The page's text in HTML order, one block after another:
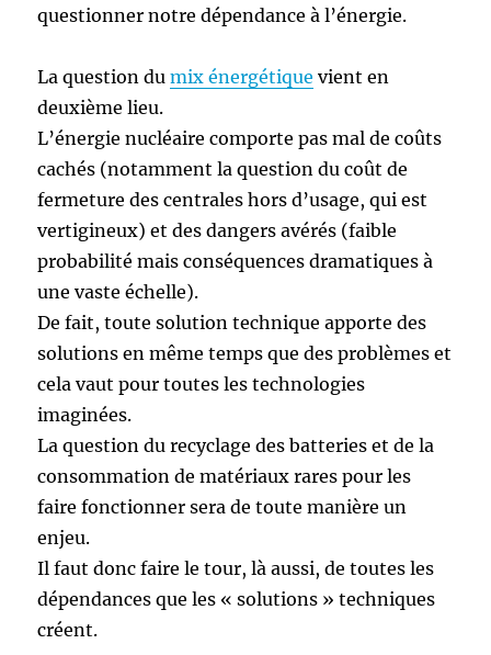
questionner notre dépendance à l’énergie.
La question dumix énergétique vient en
deuxième lieu.
L’énergie nucléaire comporte pas mal de coûts
cachés (notamment la question du coût de
fermeture des centrales hors d’usage, qui est
vertigineux) et des dangers avérés (faible
probabilité mais conséquences dramatiques à
une vaste échelle).
De fait, toute solution technique apporte des
solutions en même temps que des problèmes et
cela vaut pour toutes les technologies
imaginées.
La question du recyclage des batteries et de la
consommation de matériaux rares pour les
faire fonctionner sera de toute manière un
enjeu.
Il faut donc faire le tour, là aussi, de toutes les
dépendances que les « solutions » techniques
créent.